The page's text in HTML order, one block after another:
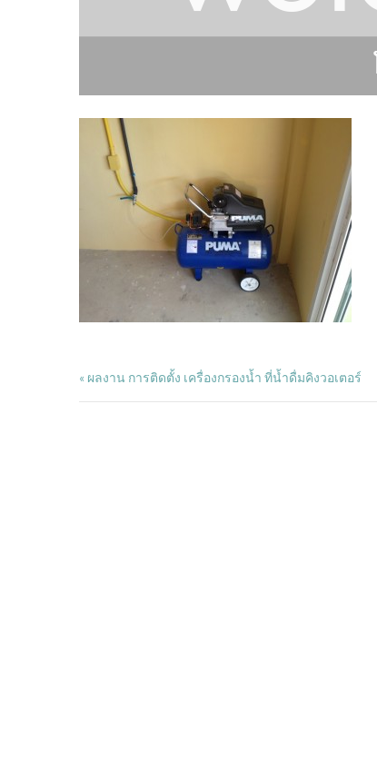
« ผลงาน การติดตั้ง เครื่องกรองน้ำ ที่น้ำดื่มคิงวอเตอร์